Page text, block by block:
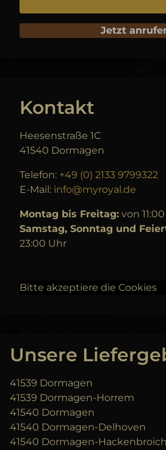
Jetzt
Kontakt
Heesenstraße 1C
41540 Dormagen
Telefon: +49 (0) 2133 9799322
E-Mail: info@myroyal.de
Montag bis Freitag: von
Samstag, Sonntag und
23:00 Uhr
Bitte akzeptiere die Cookies
Unsere
41539 Dormagen
41539 Dormagen-Horrem
41540 Dormagen
41540 Dormagen-Delhoven
41540 Dormagen-Hackenbroich